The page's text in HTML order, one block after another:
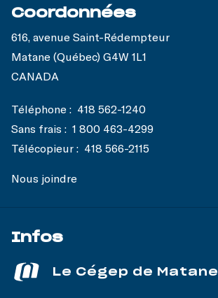
Coordonnées
616, avenue Saint-Rédempteur
Matane (Québec) G4W 1L1
CANADA
Téléphone : 418 562-1240
Sans frais : 1 800 463-4299
Télécopieur : 418 566-2115
Nous joindre
Infos
Le Cégep de Matane